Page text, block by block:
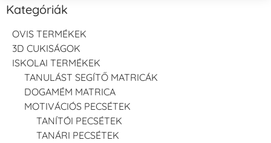
Kategóriák
OVIS TERMÉKEK
3D CUKISÁGOK
ISKOLAI TERMÉKEK
TANULÁST SEGÍTŐ MATRICÁK
DOGAMÉM MATRICA
MOTIVÁCIÓS PECSÉTEK
TANÍTÓI PECSÉTEK
TANÁRI PECSÉTEK